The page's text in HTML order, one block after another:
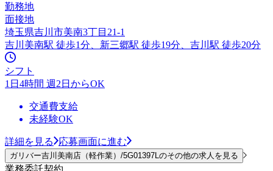
勤務地
面接地
埼玉県吉川市美南3丁目21-1
吉川美南駅 徒歩1分、新三郷駅 徒歩19分、吉川駅 徒歩20分
シフト
1日4時間 週2日からOK
交通費支給
未経験OK
詳細を見る 応募画面に進む
ガリバー吉川美南店（軽作業）/5G01397Lのその他の求人を見る
業務委託契約